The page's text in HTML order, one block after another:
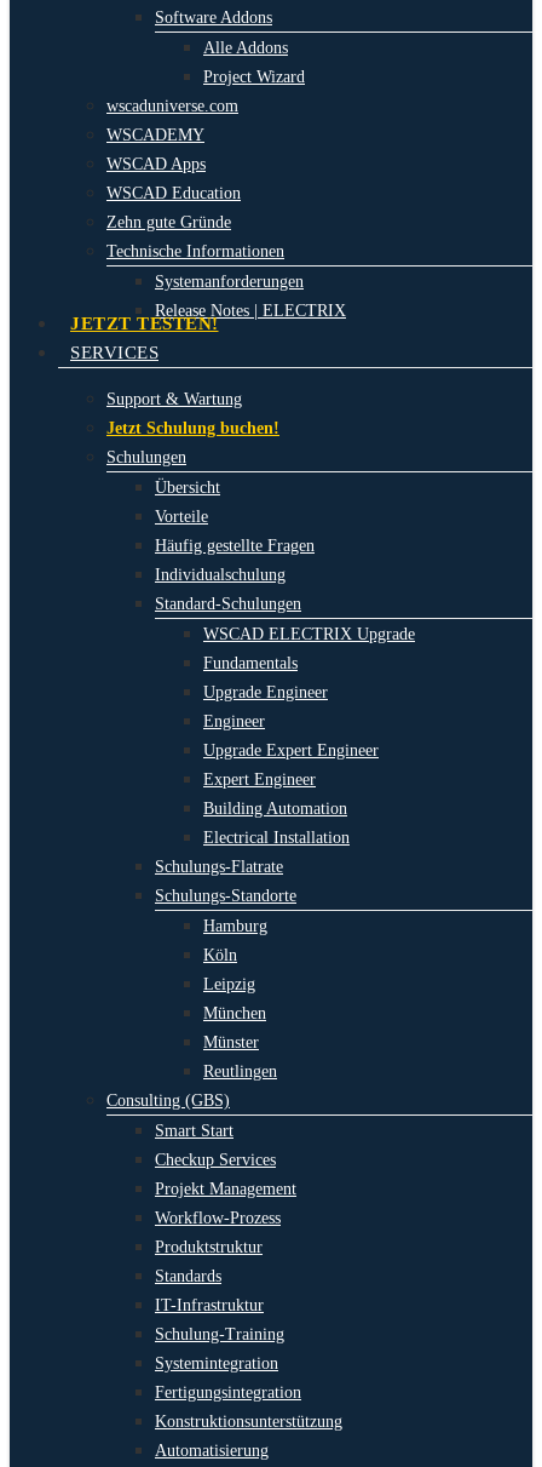
Software Addons
Alle Addons
Project Wizard
wscaduniverse.com
WSCADEMY
WSCAD Apps
WSCAD Education
Zehn gute Gründe
Technische Informationen
Systemanforderungen
Release Notes | ELECTRIX
JETZT TESTEN!
SERVICES
Support & Wartung
Jetzt Schulung buchen!
Schulungen
Übersicht
Vorteile
Häufig gestellte Fragen
Individualschulung
Standard-Schulungen
WSCAD ELECTRIX Upgrade
Fundamentals
Upgrade Engineer
Engineer
Upgrade Expert Engineer
Expert Engineer
Building Automation
Electrical Installation
Schulungs-Flatrate
Schulungs-Standorte
Hamburg
Köln
Leipzig
München
Münster
Reutlingen
Consulting (GBS)
Smart Start
Checkup Services
Projekt Management
Workflow-Prozess
Produktstruktur
Standards
IT-Infrastruktur
Schulung-Training
Systemintegration
Fertigungsintegration
Konstruktionsunterstützung
Automatisierung